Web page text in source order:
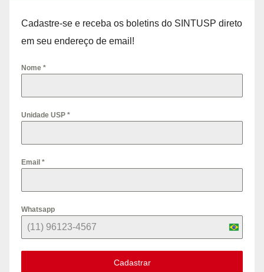
Cadastre-se e receba os boletins do SINTUSP direto
em seu endereço de email!
Nome *
Unidade USP *
Email *
Whatsapp
B
r
Cadastrar